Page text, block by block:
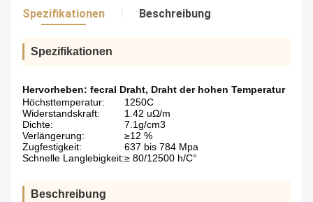
Spezifikationen Beschreibung
Spezifikationen
Hervorheben: fecral Draht, Draht der hohen Temperatur
Höchsttemperatur:
1250C
Widerstandskraft:
1.42 uΩ/m
Dichte:
7.1g/cm3
Verlängerung:
≥12 %
Zugfestigkeit:
637 bis 784 Mpa
Schnelle Langlebigkeit:≥ 80/12500 h/C°
Beschreibung